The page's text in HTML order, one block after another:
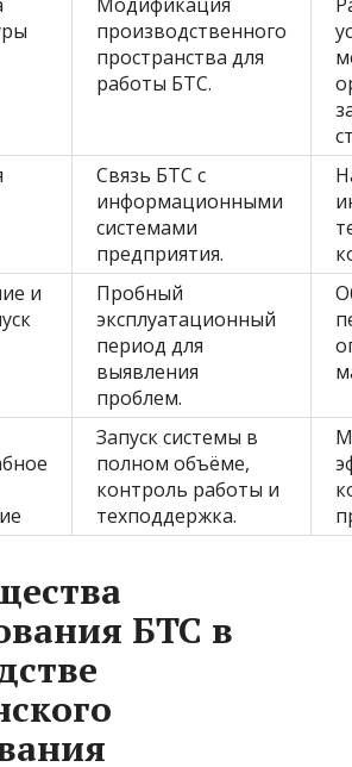
производственного
пространства для
работы БТС.
Связь БТС с
информационными
системами
предприятия.
и
Пробный
эксплуатационный
период для
выявления
проблем.
Запуск системы в
полном объёме,
контроль работы и
техподдержка.
БТС в